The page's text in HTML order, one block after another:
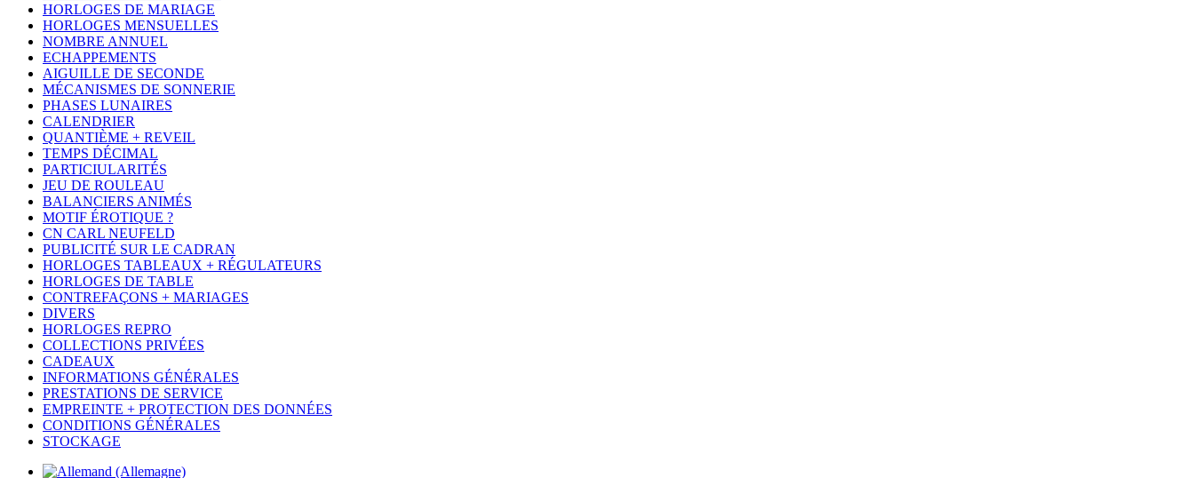
HORLOGES DE MARIAGE
HORLOGES MENSUELLES
NOMBRE ANNUEL
ECHAPPEMENTS
AIGUILLE DE SECONDE
MÉCANISMES DE SONNERIE
PHASES LUNAIRES
CALENDRIER
QUANTIÈME + REVEIL
TEMPS DÉCIMAL
PARTICIULARITÉS
JEU DE ROULEAU
BALANCIERS ANIMÉS
MOTIF ÉROTIQUE ?
CN CARL NEUFELD
PUBLICITÉ SUR LE CADRAN
HORLOGES TABLEAUX + RÉGULATEURS
HORLOGES DE TABLE
CONTREFAÇONS + MARIAGES
DIVERS
HORLOGES REPRO
COLLECTIONS PRIVÉES
CADEAUX
INFORMATIONS GÉNÉRALES
PRESTATIONS DE SERVICE
EMPREINTE + PROTECTION DES DONNÉES
CONDITIONS GÉNÉRALES
STOCKAGE